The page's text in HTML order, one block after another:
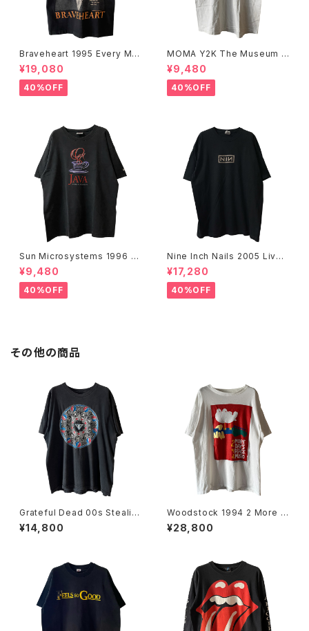
Braveheart 1995 Every Ma
n Dies, Not Every Man Real
ly Lives Movie Promo Tee
¥19,080
40%OFF
MOMA Y2K The Museum O
f Modern Art, New York Te
e
¥9,480
40%OFF
Sun Microsystems 1996 JA
VA DAY CMU '96 Promo Te
e
¥9,480
40%OFF
Nine Inch Nails 2005 Live
with Teeth Band Tee
¥17,280
40%OFF
その他の商品
Grateful Dead 00s Stealie
Skeleton Mandala Band Te
e
¥14,800
Woodstock 1994 2 More D
ays Of Peace & Music Ban
d Tee
¥28,800